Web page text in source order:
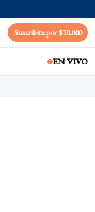
Suscribite por $10.000
EN VIVO